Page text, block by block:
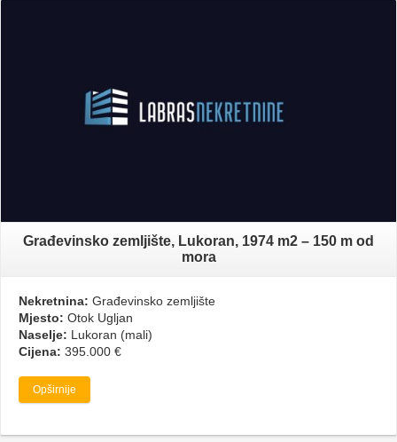
Građevinsko zemljište, Lukoran, 1974 m2 – 150 m od
mora
Nekretnina: Građevinsko zemljište
Mjesto: Otok Ugljan
Naselje: Lukoran (mali)
Cijena: 395.000 €
Opširnije